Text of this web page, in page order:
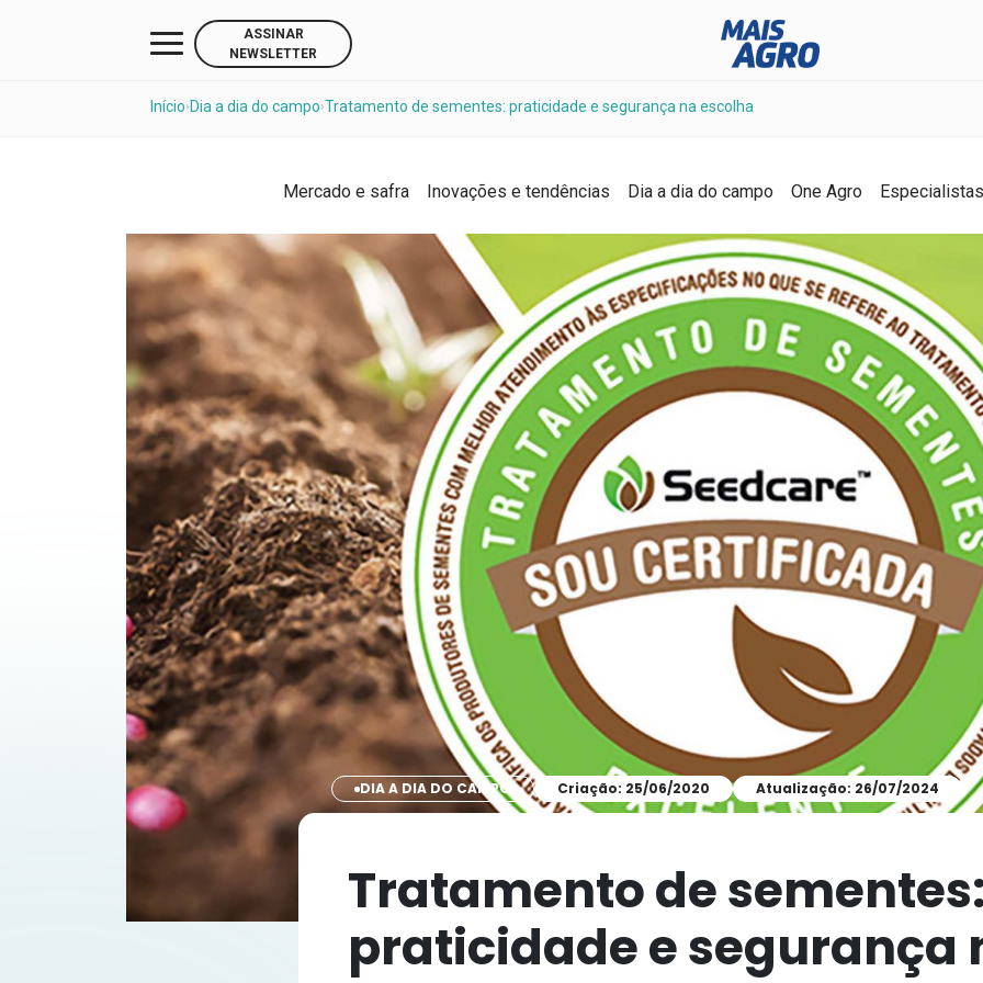
ASSINAR
NEWSLETTER
Início› Dia a dia do campo›Tratamento de sementes: praticidade e segurança na escolha
Mercado e safra Inovações e tendências Dia a dia do campo One Agro Especialistas
DIA A DIA DO CAMPO Criação: 25/06/2020 Atualização: 26/07/2024
Tratamento de
praticidade e segurança